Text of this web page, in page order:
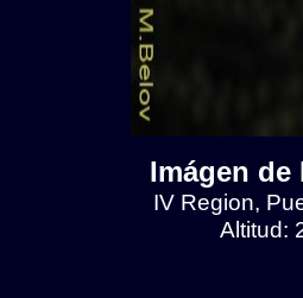
Imágen de
IV Region,
Altitud: